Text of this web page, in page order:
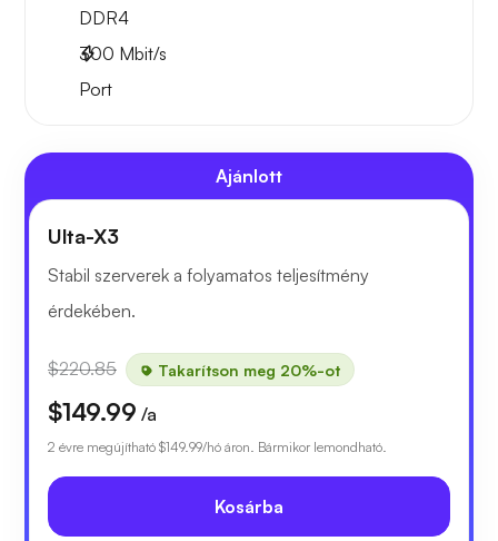
DDR4
300 Mbit/s
Port
Ajánlott
Ulta-X3
Stabil szerverek a folyamatos teljesítmény
érdekében.
$220.85 Takarítson meg 20%-ot
$149.99 /a
2 évre megújítható $149.99/hó áron. Bármikor lemondható.
Kosárba